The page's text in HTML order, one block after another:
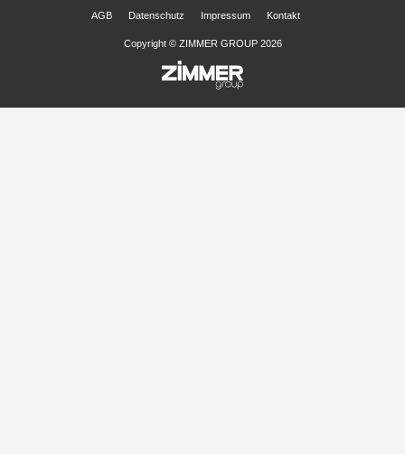
AGB Datenschutz Impressum Kontakt
Copyright © ZIMMER GROUP 2026